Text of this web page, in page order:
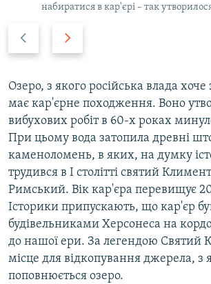
набиратися в кар'єрі – так
v
i
o
u
s
s
l
i
d
e
s
l
i
d
e
Озеро, з якого російська влада хоче
має кар'єрне походження. Воно
вибухових робіт в 60-х роках
При цьому вода затопила древні
каменоломень, в яких, на думку
трудився в I столітті святий
Римський. Вік кар'єра перевищує
Історики припускають, що кар'єр
будівельниками Херсонеса на
до нашої ери. За легендою Святий
місце для відкопування джерела, з
поповнюється озеро.